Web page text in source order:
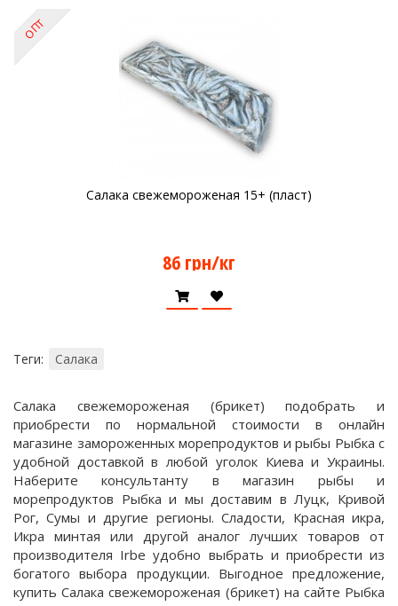
ОПТ
Салака свежемороженая 15+ (пласт)
86 грн/кг
Теги: Салака
Салака свежемороженая (брикет) подобрать и
приобрести по нормальной стоимости в онлайн
магазине замороженных морепродуктов и рыбы Рыбка с
удобной доставкой в любой уголок Киева и Украины.
Наберите консультанту в магазин рыбы и
морепродуктов Рыбка и мы доставим в Луцк, Кривой
Рог, Сумы и другие регионы. Сладости, Красная икра,
Икра минтая или другой аналог лучших товаров от
производителя Irbe удобно выбрать и приобрести из
богатого выбора продукции. Выгодное предложение,
купить Салака свежемороженая (брикет) на сайте Рыбка